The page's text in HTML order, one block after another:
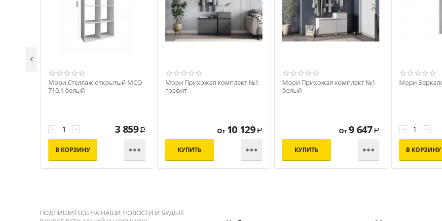
Мори Стеллаж открытый МСО
710.1 белый
+
− 3 859 Р
В КОРЗИНУ 
Мори Прихожая комплект №1
графит
От 10 129 Р
КУПИТЬ 
Мори Прихожая комплект №1
белый
От9 647 Р
КУПИТЬ 
Мори
+
−
В КОРЗИНУ

ПОДПИШИТЕСЬ НА НАШИ НОВОСТИ И БУДЬТЕ